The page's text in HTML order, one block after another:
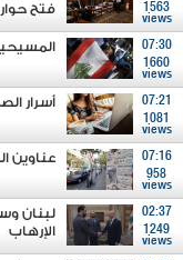
1563
views
فتح
07:30
1660
views
07:21
1081
views
أسرار الصحف 6
07:16
958
views
عناوين
02:37
1249
views
لبنان
الإرهاب